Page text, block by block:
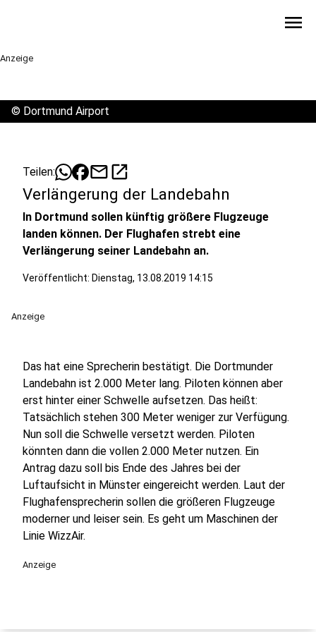
menu
Anzeige
© Dortmund Airport
Teilen: mailopen_in_new
Verlängerung der Landebahn
In Dortmund sollen künftig größere Flugzeuge
landen können. Der Flughafen strebt eine
Verlängerung seiner Landebahn an.
Veröffentlicht: Dienstag, 13.08.2019 14:15
Anzeige
Das hat eine Sprecherin bestätigt. Die Dortmunder
Landebahn ist 2.000 Meter lang. Piloten können aber
erst hinter einer Schwelle aufsetzen. Das heißt:
Tatsächlich stehen 300 Meter weniger zur Verfügung.
Nun soll die Schwelle versetzt werden. Piloten
könnten dann die vollen 2.000 Meter nutzen. Ein
Antrag dazu soll bis Ende des Jahres bei der
Luftaufsicht in Münster eingereicht werden. Laut der
Flughafensprecherin sollen die größeren Flugzeuge
moderner und leiser sein. Es geht um Maschinen der
Linie WizzAir.
Anzeige